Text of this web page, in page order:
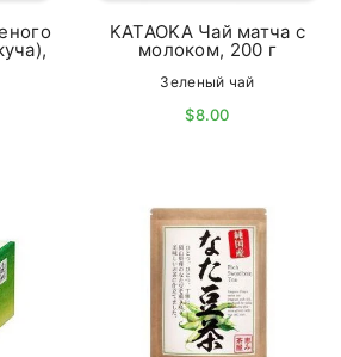
KATAOKA Чай матча с
молоком, 200 г
Зеленый чай
$8.00